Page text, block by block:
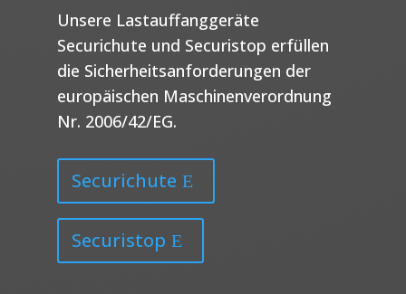
Unsere Lastauffanggeräte
Securichute und Securistop erfüllen
die Sicherheitsanforderungen der
europäischen Maschinenverordnung
Nr. 2006/42/EG.
Securichute
Securistop